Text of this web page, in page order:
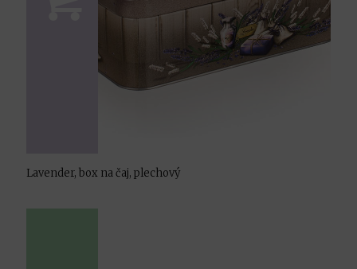
Lavender, box na čaj, plechový